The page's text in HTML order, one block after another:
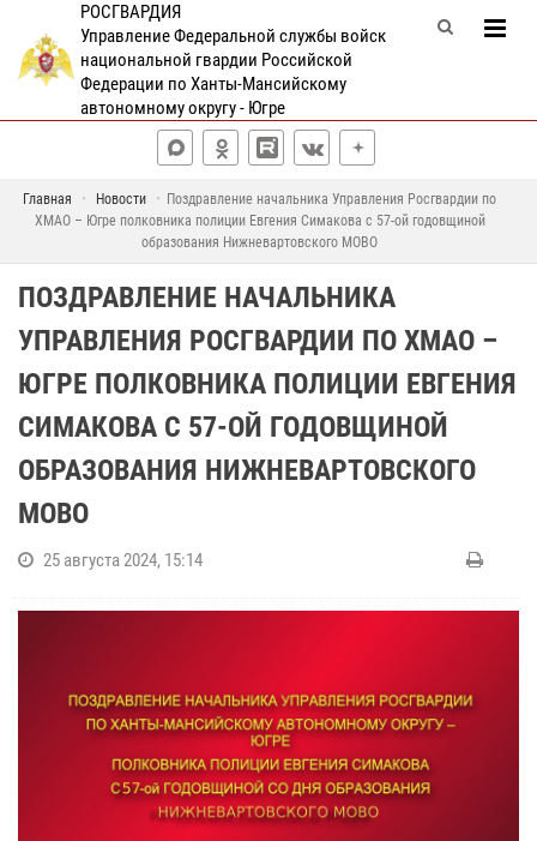
РОСГВАРДИЯ
Управление Федеральной службы войск
национальной гвардии Российской
Федерации по Ханты-Мансийскому
автономному округу - Югре
Главная Новости
Поздравление начальника Управления Росгвардии по
ХМАО – Югре полковника полиции Евгения Симакова с 57-ой годовщиной
образования Нижневартовского МОВО
ПОЗДРАВЛЕНИЕ НАЧАЛЬНИКА
УПРАВЛЕНИЯ РОСГВАРДИИ ПО ХМАО –
ЮГРЕ ПОЛКОВНИКА ПОЛИЦИИ ЕВГЕНИЯ
СИМАКОВА С 57-ОЙ ГОДОВЩИНОЙ
ОБРАЗОВАНИЯ НИЖНЕВАРТОВСКОГО
МОВО
25 августа 2024, 15:14